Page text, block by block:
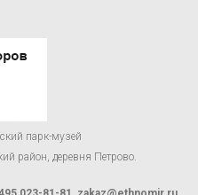
парк-музей
район, деревня Петрово.